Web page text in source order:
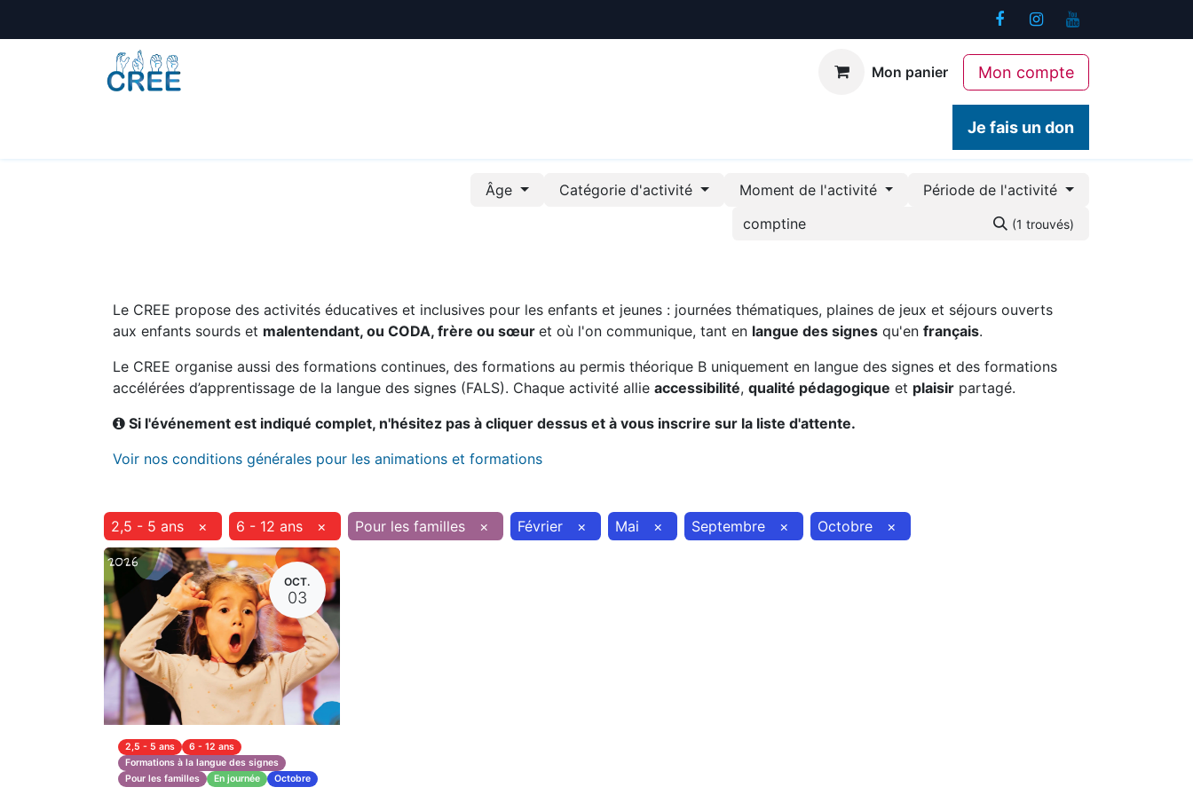
Mon panier Mon compte
Je fais un don
Âge Catégorie d'activité Moment de l'activité Période de l'activité
(1 trouvés)
Le CREE propose des activités éducatives et inclusives pour les enfants et jeunes : journées thématiques, plaines de jeux et séjours ouverts
aux enfants sourds et malentendant, ou CODA, frère ou sœur et où l'on communique, tant en langue des signes qu'en français.
Le CREE organise aussi des formations continues, des formations au permis théorique B uniquement en langue des signes et des formations
accélérées d’apprentissage de la langue des signes (FALS). Chaque activité allie accessibilité, qualité pédagogique et plaisir partagé.
Si l'événement est indiqué complet, n'hésitez pas à cliquer dessus et à vous inscrire sur la liste d'attente.
Voir nos conditions générales pour les animations et formations
2,5 - 5 ans × 6 - 12 ans × Pour les familles × Février × Mai × Septembre × Octobre ×
OCT.
03
2,5 - 5 ans
6 - 12 ans
Formations à la langue des signes
Pour les familles
En journée Octobre